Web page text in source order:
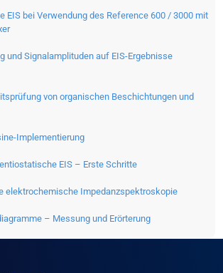
EIS bei Verwendung des Reference 600 / 3000 mit
und Signalamplituden auf EIS-Ergebnisse
von organischen Beschichtungen und
Implementierung
EIS – Erste Schritte
elektrochemische Impedanzspektroskopie
– Messung und Erörterung